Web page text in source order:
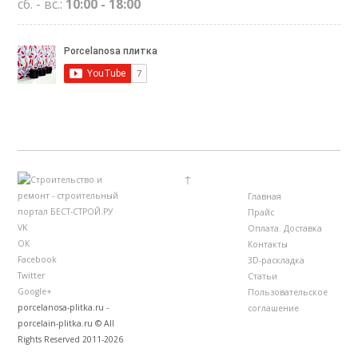
сб. - вс.: 10:00 - 18:00
VK
ОК
Facebook
Twitter
Google+
porcelanosa-plitka.ru -
porcelain-plitka.ru © All
Rights Reserved 2011-2026
↑
Главная
Прайс
Оплата. Доставка
Контакты
3D-раскладка
Статьи
Пользовательское
соглашение